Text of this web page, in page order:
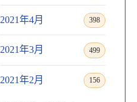
2021年4月 398
2021年3月 499
2021年2月 156